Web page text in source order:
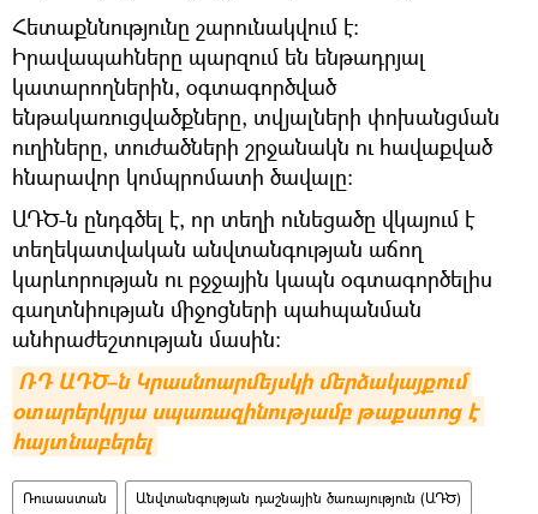
Հետաքննությունը շարունակվում է։
Իրավապահները պարզում են ենթադրյալ
կատարողներին, օգտագործված
ենթակառուցվածքները, տվյալների փոխանցման
ուղիները, տուժածների շրջանակն ու հավաքված
հնարավոր կոմպրոմատի ծավալը։
ԱԴԾ-ն ընդգծել է, որ տեղի ունեցածը վկայում է
տեղեկատվական անվտանգության աճող
կարևորության ու բջջային կապն օգտագործելիս
գաղտնիության միջոցների պահպանման
անհրաժեշտության մասին։
ՌԴ ԱԴԾ–ն Կրասնոարմեյսկի մերձակայքում
օտարերկրյա սպառազինությամբ թաքստոց է
հայտնաբերել
Ռուսաստան Անվտանգության դաշնային ծառայություն (ԱԴԾ)